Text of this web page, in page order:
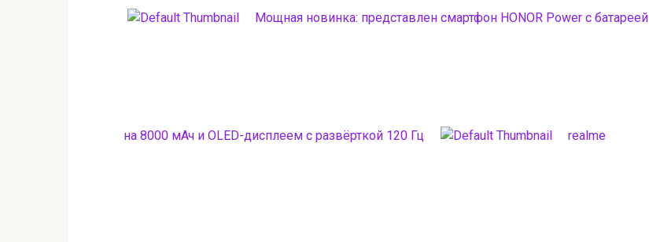
Мощная новинка: представлен смартфон HONOR Power с батареей
на 8000 мАч и OLED-дисплеем с развёрткой 120 Гц realme